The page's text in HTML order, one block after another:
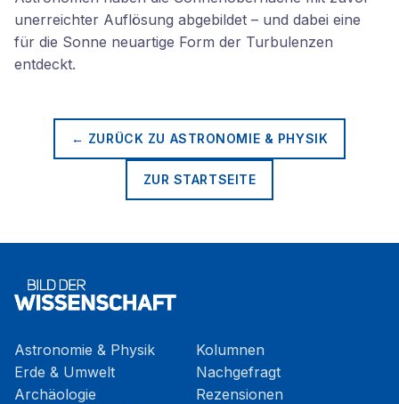
unerreichter Auflösung abgebildet – und dabei eine
für die Sonne neuartige Form der Turbulenzen
entdeckt.
← ZURÜCK ZU ASTRONOMIE & PHYSIK
ZUR STARTSEITE
Astronomie & Physik
Erde & Umwelt
Archäologie
Kolumnen
Nachgefragt
Rezensionen